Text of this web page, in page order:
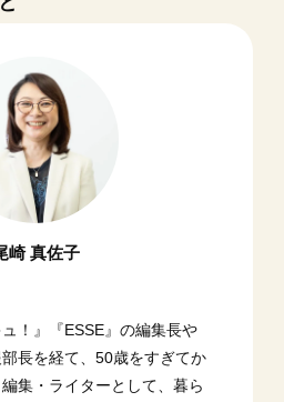
崎 真佐子
！』『ESSE』の編集長や
長を経て、50歳をすぎてか
集・ライターとして、暮ら